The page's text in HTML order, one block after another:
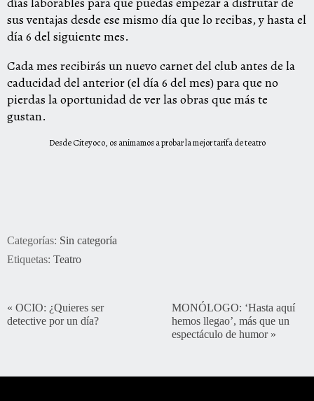
sus ventajas desde ese mismo día que lo recibas, yhasta el
día 6 del siguiente mes.
Cada mes recibirás un nuevo carnet del club antes de la
caducidad del anterior (el día 6 del mes) para que no
pierdas la oportunidad de ver las obras que más te
gustan.
Desde Citeyoco, os animamos a probar la mejor tarifa de teatro
Categorías: Sin categoría
Etiquetas: Teatro
« OCIO: ¿Quieres ser
detective por un día?
MONÓLOGO: ‘Hasta aquí
hemos llegao’, más que un
espectáculo de humor»